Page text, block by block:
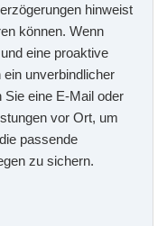
hinweist
können. Wenn
eine proaktive
unverbindlicher
eine E‑Mail oder
vor Ort, um
passende
zu sichern.